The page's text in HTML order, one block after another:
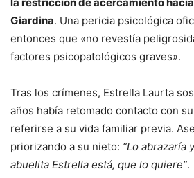
Giardina. Una pericia psicológica
entonces que «no revestía
factores psicopatológicos graves».
Tras los crímenes, Estrella Laurta
años había retomado contacto con
referirse a su vida familiar previa.
priorizando a su nieto: “Lo abrazaría
abuelita Estrella está, que lo quiere”.